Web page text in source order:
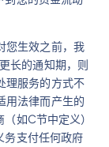
您生效之前，我
长的通知期，则
理服务的方式不
用法律而产生的
如C节中定义）
务支付任何政府